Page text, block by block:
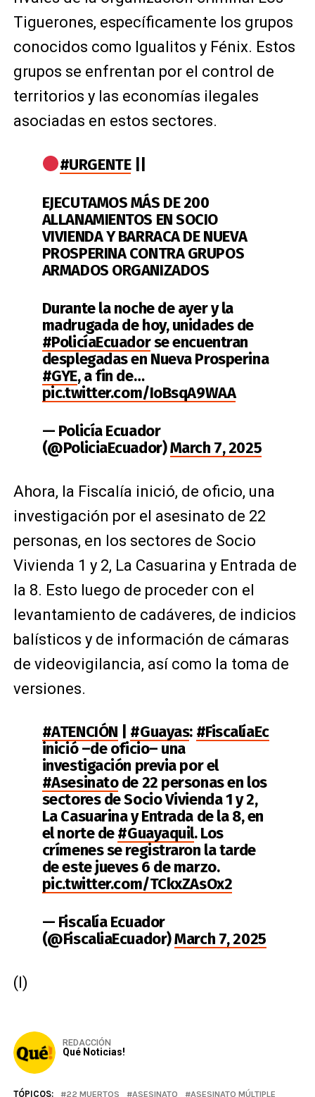
Tiguerones, específicamente los grupos
conocidos como Igualitos y Fénix. Estos
grupos se enfrentan por el control de
territorios y las economías ilegales
asociadas en estos sectores.
#URGENTE||
EJECUTAMOS MÁS DE 200
ALLANAMIENTOS EN SOCIO
VIVIENDA Y BARRACA DE NUEVA
PROSPERINA CONTRA GRUPOS
ARMADOS ORGANIZADOS
Durante la noche de ayer y la
madrugada de hoy, unidades de
#PolicíaEcuadorse encuentran
desplegadas en Nueva Prosperina
#GYE, a fin de…
pic.twitter.com/IoBsqA9WAA
— Policía Ecuador
(@PoliciaEcuador)March 7, 2025
Ahora, la Fiscalía inició, de oficio, una
investigación por el asesinato de 22
personas, en los sectores de Socio
Vivienda 1 y 2, La Casuarina y Entrada de
la 8. Esto luego de proceder con el
levantamiento de cadáveres, de indicios
balísticos y de información de cámaras
de videovigilancia, así como la toma de
versiones.
#ATENCIÓN #Guayas: #FiscalíaEc
inició –de oficio– una
investigación previa por el
#Asesinatode 22 personas en los
sectores de Socio Vivienda 1 y 2,
La Casuarina y Entrada de la 8, en
el norte de#Guayaquil. Los
crímenes se registraron la tarde
de este jueves 6 de marzo.
pic.twitter.com/TCkxZAsOx2
— Fiscalía Ecuador
(@FiscaliaEcuador)March 7, 2025
(I)
REDACCIÓN
Qué Noticias!
TÓPICOS: 22 MUERTOS ASESINATO
ASESINATO MÚLTIPLE